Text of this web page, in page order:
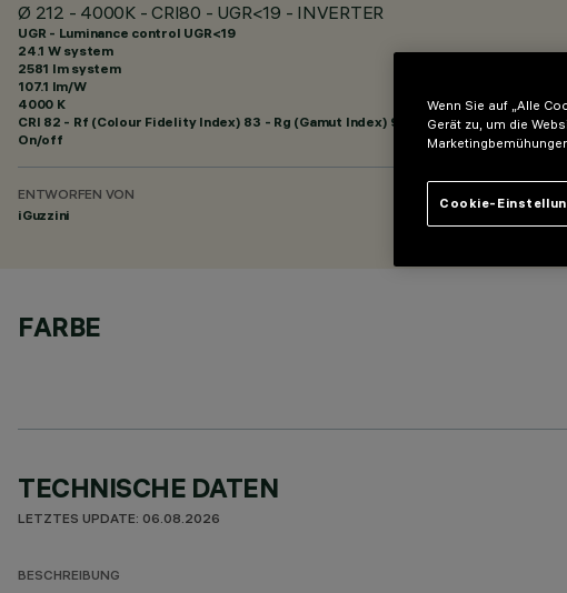
Ø 212 - 4000K - CRI80 - UGR<19 - INVERTER
UGR - Luminance control UGR<19
24.1 W system
2581 lm system
107.1 lm/W
4000 K
CRI 82 - Rf (Colour Fidelity Index) 83 - Rg (Gamut Index) 94
On/off
ENTWORFEN VON
iGuzzini
FARBE
TECHNISCHE DATEN
LETZTES UPDATE: 06.08.2026
BESCHREIBUNG
Wenn Sie auf „Alle
Gerät zu, um die
Cookie-